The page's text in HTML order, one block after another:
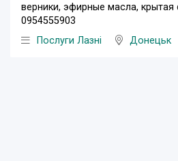
верники, эфирные масла, крытая
0954555903
Послуги Лазні
Донецьк